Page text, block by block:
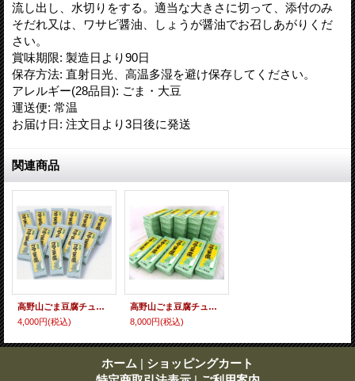
流し出し、水切りをする。適当な大きさに切って、添付のみ
そだれ又は、ワサビ醤油、しょうが醤油でお召しあがりくだ
さい。
賞味期限: 製造日より90日
保存方法: 直射日光、高温多湿を避け保存してください。
アレルギー(28品目): ごま・大豆
運送便: 常温
お届け日: 注文日より3日後に発送
関連商品
高野山ごま豆腐チューブ入り（14個入）
4,000円(税込)
高野山ごま豆腐チューブ入り（30個入）
8,000円(税込)
ホーム | ショッピングカート